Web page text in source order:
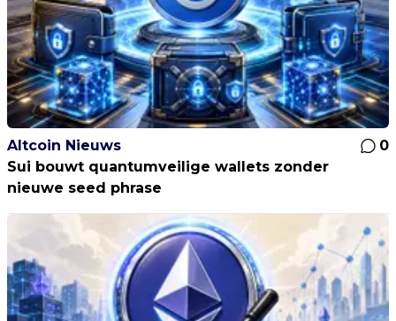
Altcoin Nieuws
0
Sui bouwt quantumveilige wallets zonder
nieuwe seed phrase